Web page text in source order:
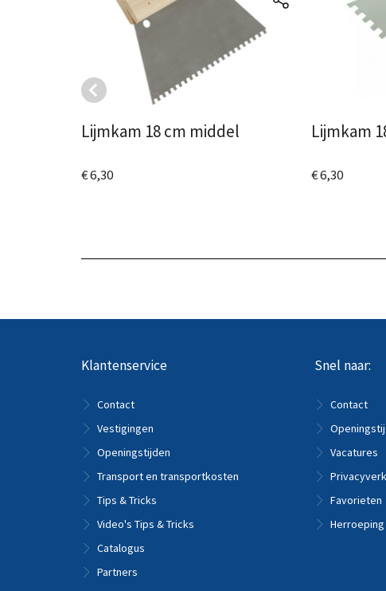
Lijmkam 18 cm middel
€ 6,30
Lijmkam
€ 6,30
Klantenservice
Contact
Vestigingen
Openingstijden
Transport en transportkosten
Tips & Tricks
Video's Tips & Tricks
Catalogus
Partners
Snel naar:
Contact
Vacatures
Favorieten